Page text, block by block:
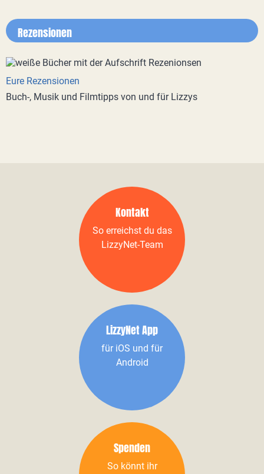
Rezensionen
Eure Rezensionen
Buch-, Musik und Filmtipps von und für Lizzys
Kontakt
So erreichst du das
LizzyNet-Team
LizzyNet App
für iOS und für
Android
Spenden
So könnt ihr